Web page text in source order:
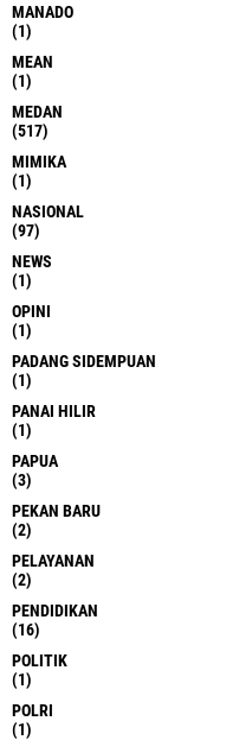
MANADO
(1)
MEAN
(1)
MEDAN
(517)
MIMIKA
(1)
NASIONAL
(97)
NEWS
(1)
OPINI
(1)
PADANG SIDEMPUAN
(1)
PANAI HILIR
(1)
PAPUA
(3)
PEKAN BARU
(2)
PELAYANAN
(2)
PENDIDIKAN
(16)
POLITIK
(1)
POLRI
(1)